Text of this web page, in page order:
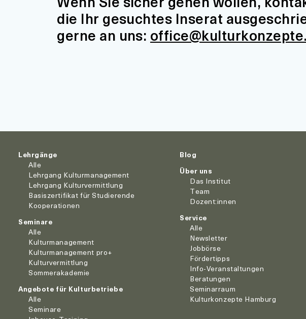
die Ihr gesuchtes Inserat
gerne an uns:
Lehrgänge
Alle
Lehrgang Kulturmanagement
Lehrgang Kulturvermittlung
Basiszertifikat für Studierende
Kooperationen
Seminare
Alle
Kulturmanagement
Kulturmanagement pro+
Kulturvermittlung
Sommerakademie
Angebote für Kulturbetriebe
Alle
Seminare
Blog
Über uns
Das Institut
Team
Dozent:innen
Service
Alle
Newsletter
Jobbörse
Fördertipps
Info-Veranstaltungen
Beratungen
Seminarraum
Kulturkonzepte Hamburg